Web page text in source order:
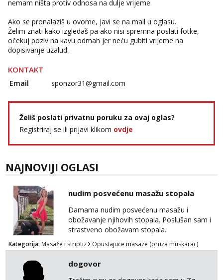
nemam ništa protiv odnosa na dulje vrijeme.
Ako se pronalaziš u ovome, javi se na mail u oglasu.
Želim znati kako izgledaš pa ako nisi spremna poslati fotke,
očekuj poziv na kavu odmah jer neću gubiti vrijeme na
dopisivanje uzalud.
KONTAKT
Email sponzor31@gmail.com
Želiš poslati privatnu poruku za ovaj oglas?
Registriraj se ili prijavi klikom ovdje
NAJNOVIJI OGLASI
nudim posvećenu masažu stopala
Damama nudim posvećenu masažu i
obožavanje njihovih stopala. Poslušan sam i
strastveno obožavam stopala.
Kategorija: Masaže i striptiz Opustajuce masaze (pruza muskarac)
dogovor